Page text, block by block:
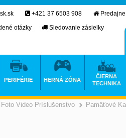
Foto Video Príslušenstvo Pamäťové
+421 37 6503 908
otázky
Sledovanie zásielky
PERIFÉRIE HERNÁ ZÓNA
ČIERNA
TECHNIKA